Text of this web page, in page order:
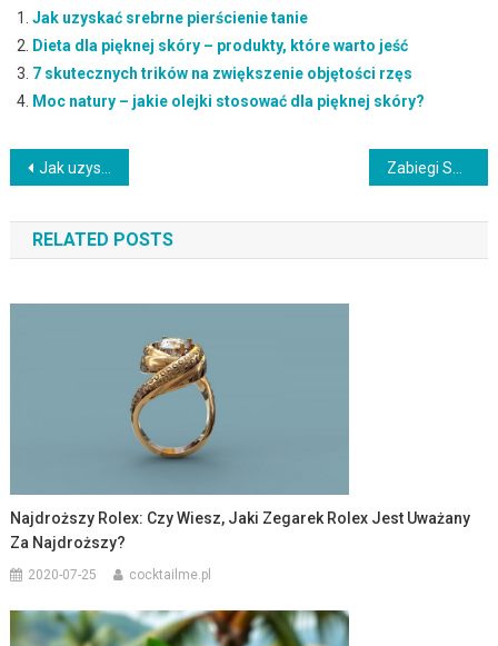
Jak uzyskać srebrne pierścienie tanie
Dieta dla pięknej skóry – produkty, które warto jeść
7 skutecznych trików na zwiększenie objętości rzęs
Moc natury – jakie olejki stosować dla pięknej skóry?
Nawigacja
wpisu
Jak uzyskać efekt pogniecionych włosów? Przewodnik po stylizacji
RELATED POSTS
Najdroższy Rolex: Czy Wiesz, Jaki Zegarek Rolex Jest Uważany
Za Najdroższy?
2020-07-25 cocktailme.pl